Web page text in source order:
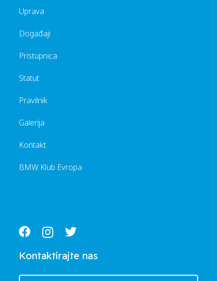
Uprava
Događaji
Pristupnica
Statut
Pravilnik
Galerija
Kontakt
BMW Klub Evropa
Kontaktirajte nas